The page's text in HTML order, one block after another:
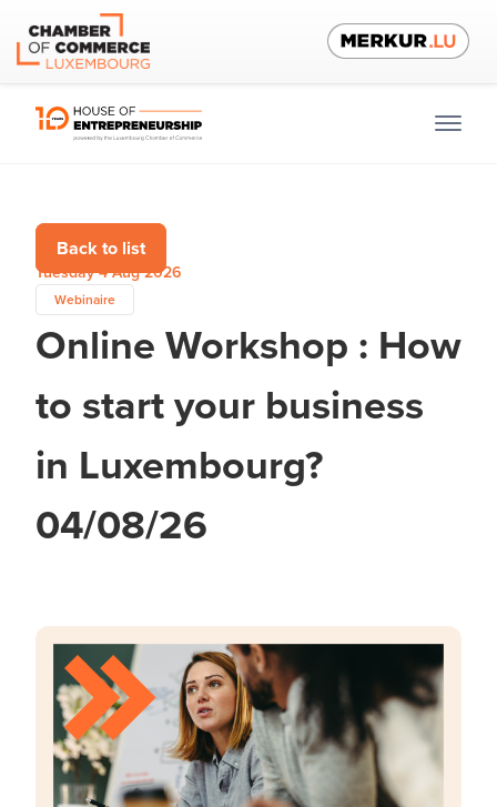
Back to list
Tuesday 4 Aug 2026
Webinaire
Online Workshop : How
to start your business
in Luxembourg?
04/08/26